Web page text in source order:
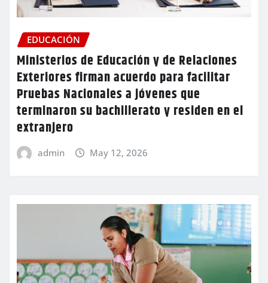
EDUCACIÓN
Ministerios de Educación y de Relaciones
Exteriores firman acuerdo para facilitar
Pruebas Nacionales a jóvenes que
terminaron su bachillerato y residen en el
extranjero
admin May 12, 2026